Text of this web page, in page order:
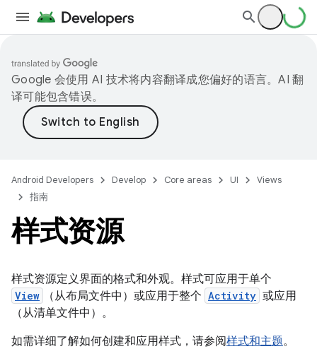
Google 会使用 AI 技术将内容翻译成您偏好的语言。AI 翻
译可能包含错误。
Android Developers Develop Core areas UI
Views
指南
样式资源
样式资源定义界面的格式和外观。样式可应用于单个
View （从布局文件中）或应用于整个 Activity 或应用
（从清单文件中）。
如需详细了解如何创建和应用样式，请参阅样式和主题。